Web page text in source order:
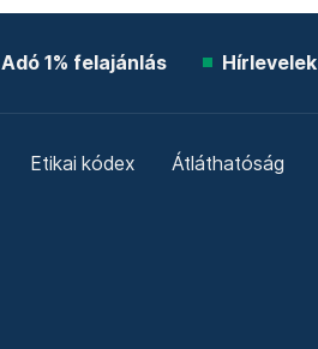
Adó 1% felajánlás Hírlevelek
Etikai kódex Átláthatóság